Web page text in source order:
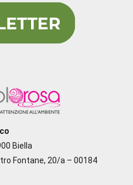
Biella
Fontane, 20/a – 00184